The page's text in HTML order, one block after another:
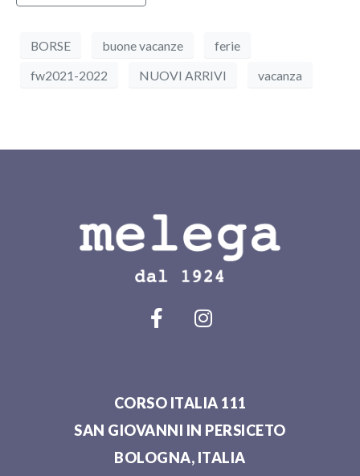
BORSE buone vacanze
ferie
fw2021-2022
NUOVI ARRIVI vacanza
CORSO ITALIA 111
SAN GIOVANNI IN PERSICETO
BOLOGNA, ITALIA